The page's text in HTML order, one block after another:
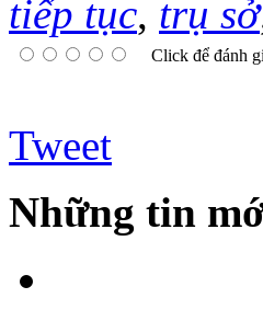
tiếp tục, trụ sở
Click để đánh
Tweet
Những tin